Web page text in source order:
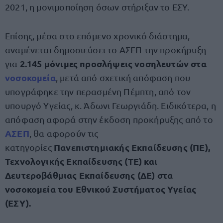
2021, η μονιμοποίηση όσων στήριξαν το ΕΣΥ.
Επίσης, μέσα στο επόμενο χρονικό διάστημα,
αναμένεται δημοσιεύσει το ΑΣΕΠ την προκήρυξη
για 2.145 μόνιμες προσλήψεις νοσηλευτών στα
νοσοκομεία , μετά από σχετική απόφαση που
υπογράφηκε την περασμένη Πέμπτη, από τον
υπουργό Υγείας, κ. Άδωνι Γεωργιάδη. Ειδικότερα, η
απόφαση αφορά στην έκδοση προκήρυξης από το
ΑΣΕΠ , θα αφορούν τις
κατηγορίες Πανεπιστημιακής Εκπαίδευσης (ΠΕ),
Τεχνολογικής Εκπαίδευσης (ΤΕ) και
Δευτεροβάθμιας Εκπαίδευσης (ΔΕ) στα
νοσοκομεία του Εθνικού Συστήματος Υγείας
(ΕΣΥ).